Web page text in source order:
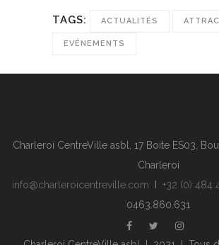
TAGS: ACTUALITÉS
EVÉNEMENTS
Charleroi CentreVille asbl, 17 Boite ES03,
Charleroi
info@charleroicentreville.com
+32 (0) 484
0463.860.631